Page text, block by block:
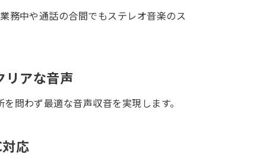
務中や通話の合間でもステレオ音楽のス
リアな音声
問わず最適な音声収音を実現します。
対応